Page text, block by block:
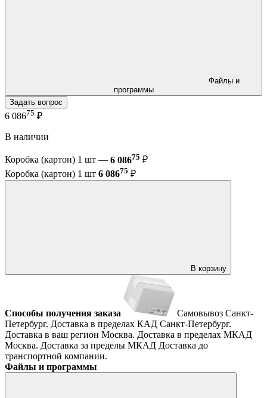
программы
Задать вопрос
6 08675 ₽
В наличии
Коробка (картон) 1 шт — 6 08675 ₽
Коробка (картон) 1 шт 6 08675 ₽
В корзину
Способы получения заказа Самовывоз Санкт-
Петербург. Доставка в пределах КАД Санкт-Петербург.
Доставка в ваш регион Москва. Доставка в пределах МКАД
Москва. Доставка за пределы МКАД Доставка до
транспортной компании.
Файлы и программы